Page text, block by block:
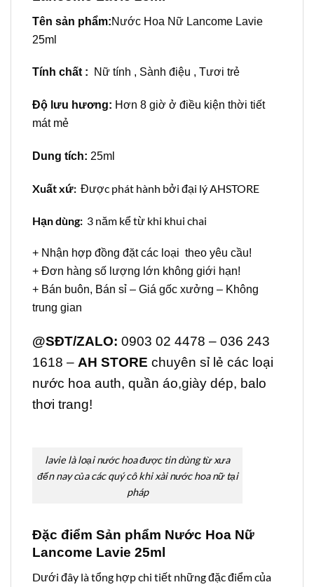
Tên sản phẩm:Nước Hoa Nữ Lancome Lavie
25ml
Tính chất : Nữ tính , Sành điệu , Tươi trẻ
Độ lưu hương: Hơn 8 giờ ở điều kiện thời tiết
mát mẻ
Dung tích: 25ml
Xuất xứ: Được phát hành bởi đại lý AHSTORE
Hạn dùng: 3 năm kể từ khi khui chai
+ Nhận hợp đồng đặt các loại theo yêu cầu!
+ Đơn hàng số lượng lớn không giới hạn!
+ Bán buôn, Bán sỉ – Giá gốc xưởng – Không
trung gian
@SĐT/ZALO: 0903 02 4478 – 036 243
1618 – AH STORE chuyên sỉ lẻ các loại
nước hoa auth, quần áo,giày dép, balo
thơi trang!
lavie là loại nước hoa được tin dùng từ xưa
đến nay của các quý cô khi xài nước hoa nữ tại
pháp
Đặc điểm Sản phẩm Nước Hoa Nữ
Lancome Lavie 25ml
Dưới đây là tổng hợp chi tiết những đặc điểm của